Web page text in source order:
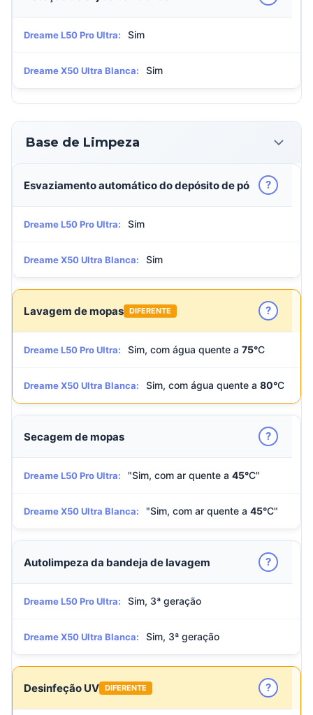
Dreame L50 Pro Ultra: Sim
Dreame X50 Ultra Blanca: Sim
Base de Limpeza
Esvaziamento automático do depósito de pó ?
Dreame L50 Pro Ultra: Sim
Dreame X50 Ultra Blanca: Sim
Lavagem de mopas DIFERENTE ?
Dreame L50 Pro Ultra: Sim, com água quente a 75°C
Dreame X50 Ultra Blanca: Sim, com água quente a 80°C
Secagem de mopas ?
Dreame L50 Pro Ultra: "Sim, com ar quente a 45°C"
Dreame X50 Ultra Blanca: "Sim, com ar quente a 45°C"
Autolimpeza da bandeja de lavagem ?
Dreame L50 Pro Ultra: Sim, 3ª geração
Dreame X50 Ultra Blanca: Sim, 3ª geração
Desinfeção UV DIFERENTE ?